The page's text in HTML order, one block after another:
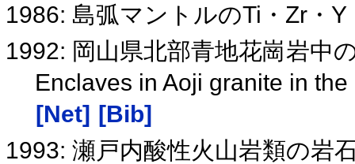
1986: 島弧マントルのTi・Zr・
1992: 岡山県北部青地花崗岩中
Enclaves in Aoji granite in
[Net] [Bib]
1993: 瀬戸内酸性火山岩類の岩